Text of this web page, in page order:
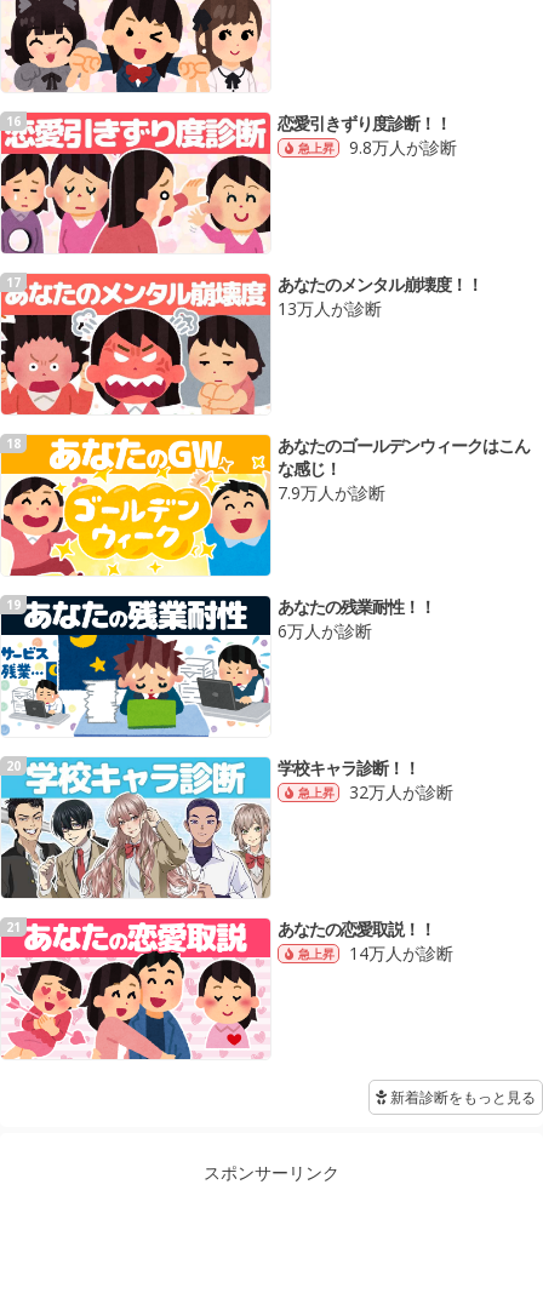
16 恋愛引きずり度診断！！
急上昇 9.8万人が診断
17
あなたのメンタル崩壊度！！
13万人が診断
18
あなたのゴールデンウィークはこん
な感じ！
7.9万人が診断
19
あなたの残業耐性！！
6万人が診断
20 学校キャラ診断！！
急上昇 32万人が診断
21 あなたの恋愛取説！！
急上昇 14万人が診断
新着診断をもっと見る
スポンサーリンク